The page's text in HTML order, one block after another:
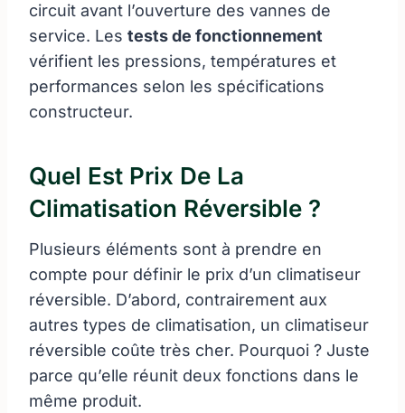
circuit avant l’ouverture des vannes de
service. Les tests de fonctionnement
vérifient les pressions, températures et
performances selon les spécifications
constructeur.
Quel Est Prix De La
Climatisation Réversible ?
Plusieurs éléments sont à prendre en
compte pour définir le prix d’un climatiseur
réversible. D’abord, contrairement aux
autres types de climatisation, un climatiseur
réversible coûte très cher. Pourquoi ? Juste
parce qu’elle réunit deux fonctions dans le
même produit.